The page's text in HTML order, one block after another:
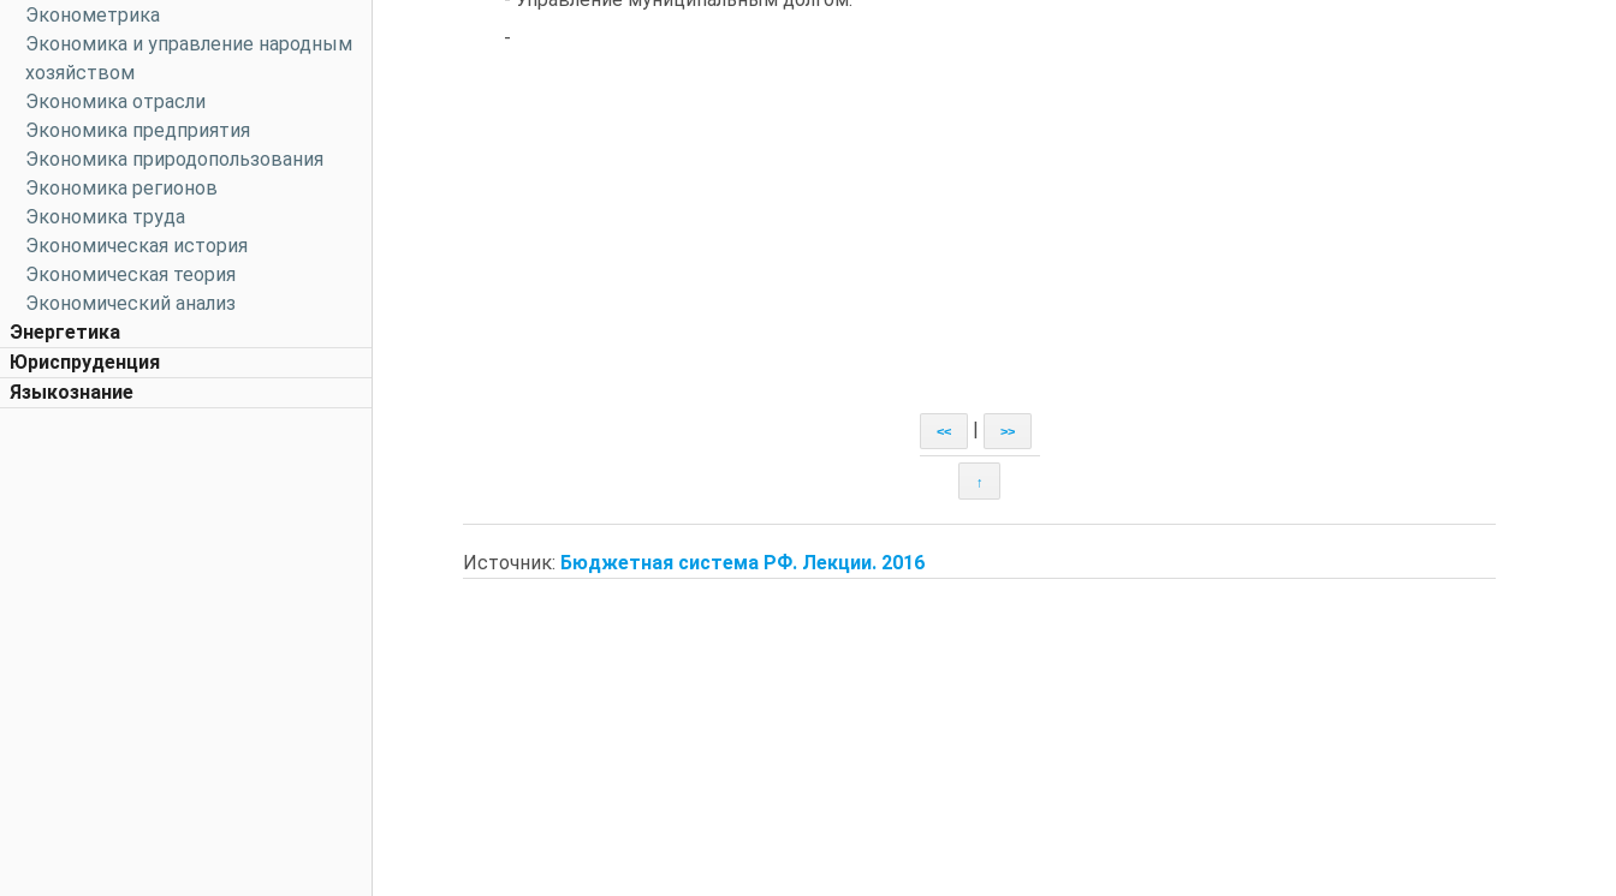
Эконометрика
Экономика и управление народным
хозяйством
Экономика отрасли
Экономика предприятия
Экономика природопользования
Экономика регионов
Экономика труда
Экономическая история
Экономическая теория
Экономический анализ
Энергетика
Юриспруденция
Языкознание
-
<< >>
↑
Источник: Бюджетная система РФ. Лекции. 2016